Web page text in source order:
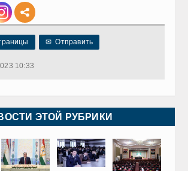
✉ Отправить
10:33
ЭТОЙ РУБРИКИ